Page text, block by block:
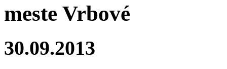
meste Vrbové
30.09.2013